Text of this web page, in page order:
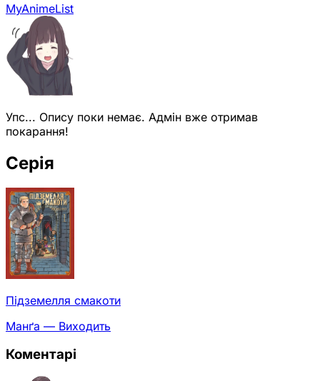
MyAnimeList
Упс... Опису поки немає. Адмін вже отримав
покарання!
Серія
Підземелля смакоти
Манґа — Виходить
Коментарі